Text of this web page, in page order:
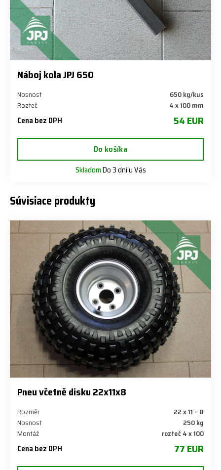
Náboj kola JPJ 650
Nosnost
650 kg/kus
Rozteč
4 x 100 mm
Cena bez DPH 54 EUR
Do košíka
SkladomDo 3 dní u Vás
Súvisiace produkty
Pneu včetně disku 22x11x8
Rozměr
22 x 11 – 8
Nosnost
250 kg
Montáž
rozteč 4 x 100
Cena bez DPH 77 EUR